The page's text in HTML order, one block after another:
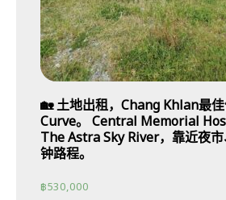
🏡 土地出租，Chang Khlan最
Curve。 Central Memorial
The Astra Sky River，靠近夜
钟路程。
฿530,000